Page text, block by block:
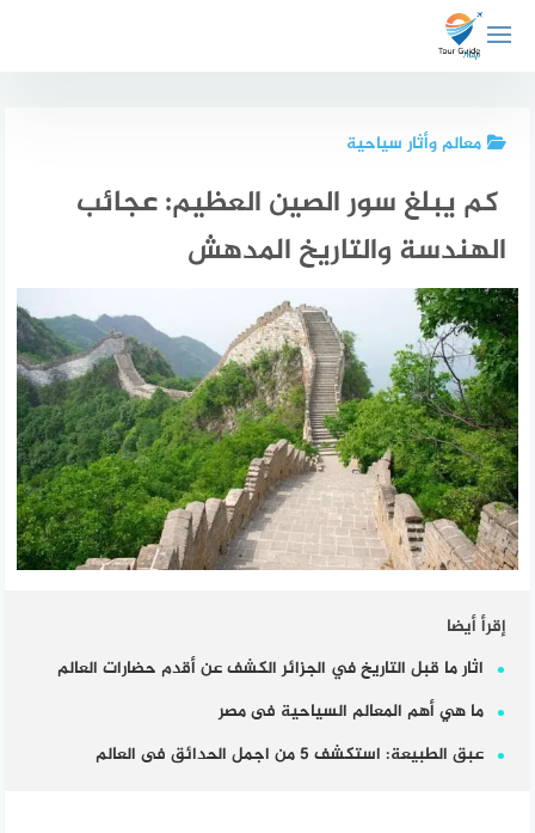
المحتوى
معالم وأثار سياحية
كم يبلغ سور الصين العظيم: عجائب
الهندسة والتاريخ المدهش
إقرأ أيضا
اثار ما قبل التاريخ في الجزائر الكشف عن أقدم حضارات العالم
ما هي أهم المعالم السياحية فى مصر
عبق الطبيعة: استكشف 5 من اجمل الحدائق فى العالم